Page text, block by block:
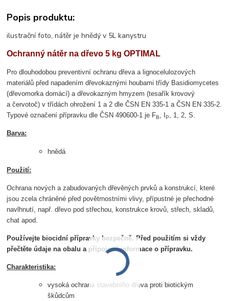
Popis produktu:
ilustrační foto, nátěr je hnědý v 5L kanystru
Ochranný nátěr na dřevo 5 kg OPTIMAL
Pro dlouhodobou preventivní ochranu dřeva a lignocelulozových
materiálů před napadením dřevokaznými houbami třídy Basidiomycetes
(dřevomorka domácí) a dřevokazným hmyzem (tesařík krovový
a červotoč) v třídách ohrožení 1 a 2 dle ČSN EN 335-1 a ČSN EN 335-2.
Typové označení přípravku dle ČSN 490600-1 je FB, IP, 1, 2, S.
Barva:
hnědá
Použití:
Ochrana nových a zabudovaných dřevěných prvků a konstrukcí, které
jsou zcela chráněné před povětrnostními vlivy, přípustné je přechodné
navlhnutí, např. dřevo pod střechou, konstrukce krovů, střech, skladů,
chat apod.
Používejte biocidní přípravky bezpečně. Před použitím si vždy
přečtěte údaje na obalu a připojené informace o přípravku.
Charakteristika:
vysoká ochrana stavebního dřeva proti biotickým
škůdcům